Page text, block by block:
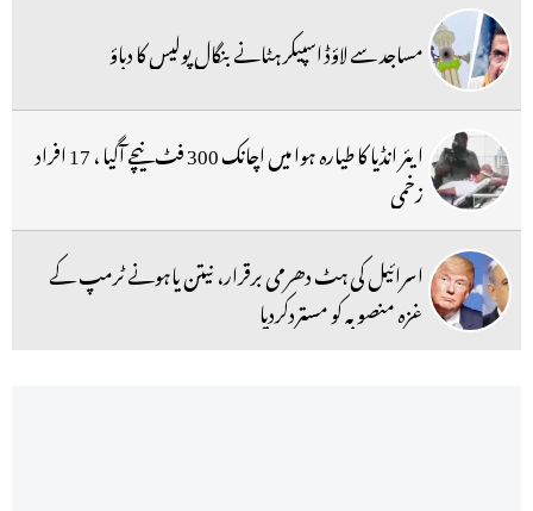
مساجد سے لاؤڈ اسپیکر ہٹانے بنگال پولیس کا دباؤ
ایئر انڈیا کا طیارہ ہوا میں اچانک 300 فٹ نیچے آگیا ، 17 افراد
زخمی
اسرائیل کی ہٹ دھرمی برقرار، نیتن یاہونے ٹرمپ کے
غزہ منصوبہ کو مستردکردیا